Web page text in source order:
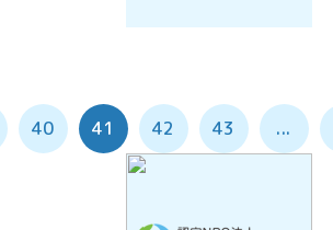
40 41 42 43 ...